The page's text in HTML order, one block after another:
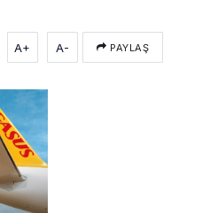
A+ A- PAYLAŞ